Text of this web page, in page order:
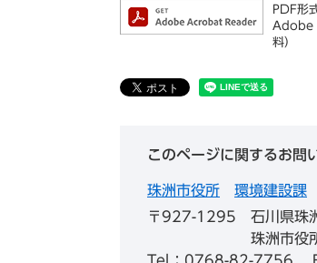
PDF形
Adobe
料）
このページに関するお問
珠洲市役所 環境建設課
〒927-1295
石川県珠
珠洲市